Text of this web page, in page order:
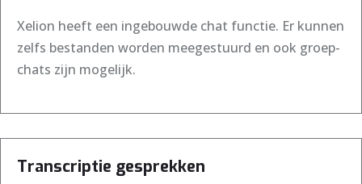
Xelion heeft een ingebouwde chat functie. Er kunnen
zelfs bestanden worden meegestuurd en ook groep-
chats zijn mogelijk.
Transcriptie gesprekken